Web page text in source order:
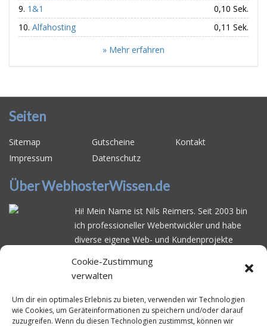
Cookie-Zustimmung
verwalten
Um dir ein optimales Erlebnis zu bieten, verwenden wir Technologien
wie Cookies, um Geräteinformationen zu speichern und/oder darauf
zuzugreifen. Wenn du diesen Technologien zustimmst, können wir
1&1
0,10 Sek.
Alfahosting
0,11 Sek.
» Mehr erfahren
Seiten
Sitemap Gutscheine
Kontakt
Impressum
Datenschutz
Über WebhosterWissen.de
Hi! Mein Name ist Nils Reimers. Seit 2003 bin
ich professioneller Webentwickler und habe
diverse eigene Web- und Kundenprojekte
schwierig ist gutes Webhosting zu finden: Bei
vielen Anbietern ärgert man sich über
Serverausfälleoder überlangsame
Ladezeiten. Deswegen habe ich im Mai 2016